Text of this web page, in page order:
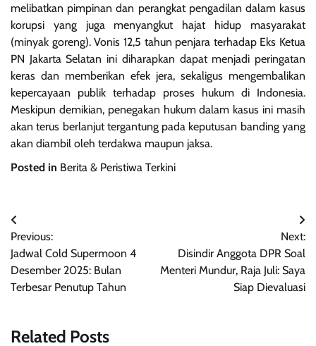
melibatkan pimpinan dan perangkat pengadilan dalam kasus
korupsi yang juga menyangkut hajat hidup masyarakat
(minyak goreng). Vonis 12,5 tahun penjara terhadap Eks Ketua
PN Jakarta Selatan ini diharapkan dapat menjadi peringatan
keras dan memberikan efek jera, sekaligus mengembalikan
kepercayaan publik terhadap proses hukum di Indonesia.
Meskipun demikian, penegakan hukum dalam kasus ini masih
akan terus berlanjut tergantung pada keputusan banding yang
akan diambil oleh terdakwa maupun jaksa.
Posted in Berita & Peristiwa Terkini
Navigasi
pos
Previous:
Jadwal Cold Supermoon 4
Desember 2025: Bulan
Terbesar Penutup Tahun
Next:
Disindir Anggota DPR Soal
Menteri Mundur, Raja Juli: Saya
Siap Dievaluasi
Related Posts